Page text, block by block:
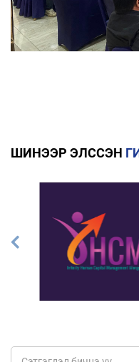
ШИНЭЭР ЭЛССЭН